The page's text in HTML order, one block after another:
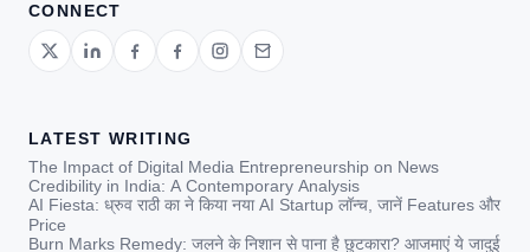
CONNECT
LATEST WRITING
The Impact of Digital Media Entrepreneurship on News
Credibility in India: A Contemporary Analysis
AI Fiesta: ध्रुव राठी का ने किया नया AI Startup लॉन्च, जानें Features और
Price
Burn Marks Remedy: जलने के निशान से पाना है छुटकारा? आजमाएं ये जादुई